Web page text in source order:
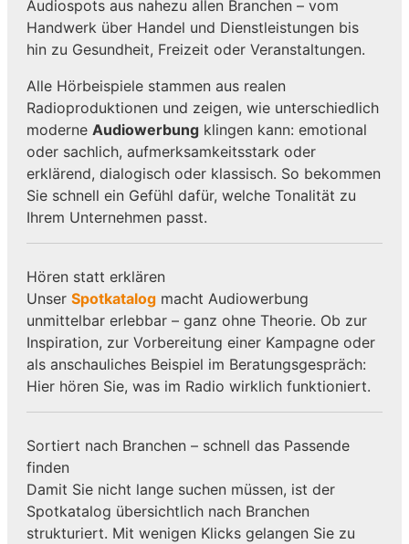
Audiospots aus nahezu allen Branchen – vom
Handwerk über Handel und Dienstleistungen bis
hin zu Gesundheit, Freizeit oder Veranstaltungen.
Alle Hörbeispiele stammen aus realen
Radioproduktionen und zeigen, wie unterschiedlich
moderne Audiowerbungklingen kann: emotional
oder sachlich, aufmerksamkeitsstark oder
erklärend, dialogisch oder klassisch. So bekommen
Sie schnell ein Gefühl dafür, welche Tonalität zu
Ihrem Unternehmen passt.
Hören statt erklären
Unser Spotkatalogmacht Audiowerbung
unmittelbar erlebbar – ganz ohne Theorie. Ob zur
Inspiration, zur Vorbereitung einer Kampagne oder
als anschauliches Beispiel im Beratungsgespräch:
Hier hören Sie, was im Radio wirklich funktioniert.
Sortiert nach Branchen – schnell das Passende
finden
Damit Sie nicht lange suchen müssen, ist der
Spotkatalog übersichtlich nach Branchen
strukturiert. Mit wenigen Klicks gelangen Sie zu